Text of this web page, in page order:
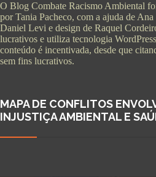
O Blog Combate Racismo Ambiental
por Tania Pacheco, com a ajuda de
Daniel Levi e design de Raquel
lucrativos e utiliza tecnologia
conteúdo é incentivada, desde que
sem fins lucrativos.
MAPA DE CONFLITOS
INJUSTIÇA AMBIENTAL E